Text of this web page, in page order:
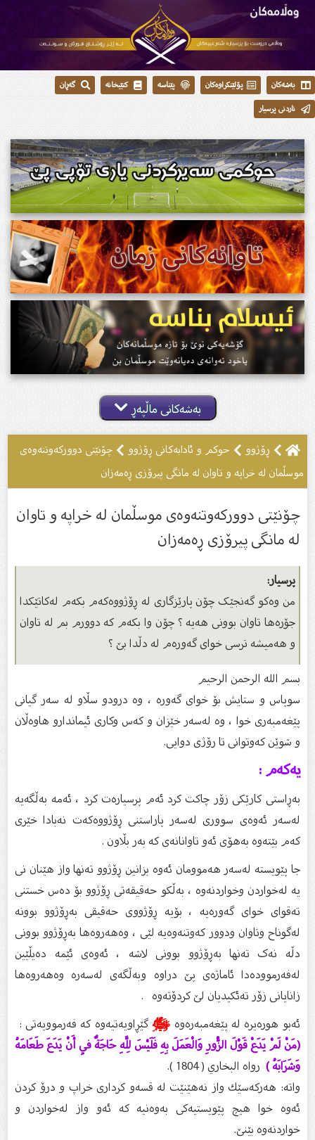
بەشەکان پۆلێنکراوەکان پێناسە کتێبخانە
گەڕان
ناردنی پرسیار
بەشەکانی ماڵپەڕ
ڕۆژوو حوکم و ئادابەکانى ڕۆژوو
چۆنێتى دوورکەوتنەوەى
موسڵمان لە خراپە و تاوان لە مانگى پیرۆزى ڕەمەزان
چۆنێتى دوورکەوتنەوەى موسڵمان لە خراپە و تاوان
لە مانگى پیرۆزى ڕەمەزان
پرسیار:
من وەکو گەنجێک چۆن پارێزگاری لە ڕۆژووەکەم بکەم لەکاتێکدا
جۆرەها تاوان بوونی هەیە ؟ چۆن وا بکەم کە دوورم بم لە تاوان
و هەمیشە ترسی خواى گەورەم لە دڵدا بێ ؟
بسم الله الرحمن الرحیم
سوپاس و ستایش بۆ خواى گەورە ، وە درودو سڵاو لە سەر گیانى
پێغەمبەرى خوا ، وە لەسەر خێزان و كەس وكارى ئیماندارو هاوەڵان
و شوێن كەوتوانى تا رۆژى دوایى.
یەکەم :
بەڕاستی کارێکی زۆر چاکت کرد ئەم پرسیارەت کرد ، ئەمە بەڵگەیە
لەسەر ئەوەی سووری لەسەر پاراستنی ڕۆژووەکەت نەبادا خێری
کەم بێتەوە بەهۆی ئەو تاوانانەی کە بەر بڵاون .
جا پێویستە لەسەر هەموومان ئەوە بزانین ڕۆژوو تەنها واز هێنان نی
یە لەخواردن وخواردنەوە ، بەڵکو حەقیقەتی ڕۆژوو بۆ دەس خستنی
تەقوای خوای گەورەیە ، بۆیە ڕۆژووی حەقیقی بەڕۆژوو بوونە
لەگوناح وتاوان ودوور کەوتنەوەیه لێی ، وەهەروەها بەڕۆژوو بوونی
دڵە نەک تەنها بەڕۆژوو بوونی لاشە ، ئەوەی ئێمە دەیڵێین
لەفەرموودەدا ئاماژەی پێ دراوە وبەڵگەی لەسەرە وەهەروەها
زانایانی زۆر تەئکیدیان لێ کردۆتەوە .
ئەبو هورەیرە لە پێغەمبەرەوەﷺگێڕاویەتیەوە کە فەرموویەتی :
(مَنْ لَمْ يَدَعْ قَوْلَ الزُّورِ وَالْعَمَلَ بِهِ فَلَيْسَ لِلَّهِ حَاجَةٌ فِي أَنْ يَدَعَ طَعَامَهُ
وَشَرَابَهُ )رواه البخاري ( 1804 ).
واتە: هەركەسێك واز نەهێنێت لە قسەو كردارى خراپ و درۆ كردن
ئەوە خوا هيچ پێويستيەكى بەوەنيە كە ئەو واز لەخواردن و
خواردنەوە بێنێ.